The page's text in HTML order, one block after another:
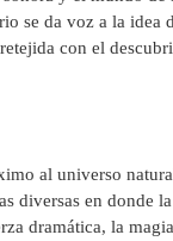
se da voz a la idea
con el
al universo
diversas en donde
dramática, la